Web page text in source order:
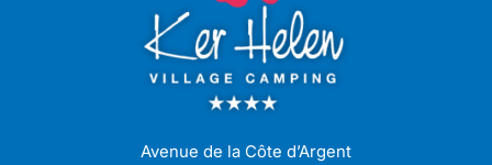
Avenue de la Côte d’Argent